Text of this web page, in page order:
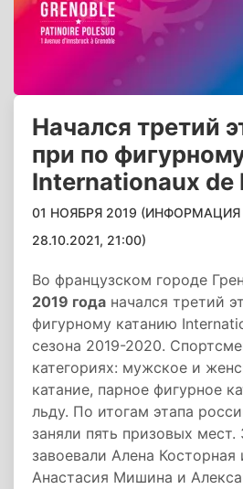
Начался третий
при по
Internationaux de
01 НОЯБРЯ 2019
28.10.2021, 21:00)
Во французском городе
2019 года начался третий
фигурному катанию
сезона 2019-2020.
категориях: мужское и
катание, парное фигурное
льду. По итогам этапа
заняли пять призовых
завоевали Алена Косторная
Анастасия Мишина и